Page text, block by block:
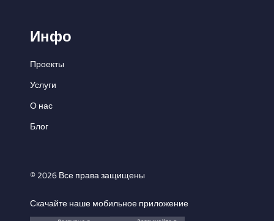
Инфо
Проекты
Услуги
О нас
Блог
© 2026 Все права защищены
Скачайте наше мобильное приложение